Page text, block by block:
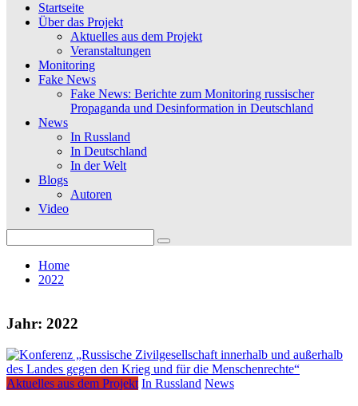
Startseite
Über das Projekt
Aktuelles aus dem Projekt
Veranstaltungen
Monitoring
Fake News
Fake News: Berichte zum Monitoring russischer
Propaganda und Desinformation in Deutschland
News
In Russland
In Deutschland
In der Welt
Blogs
Autoren
Video
for:
Home
2022
Jahr: 2022
Aktuelles aus dem Projekt In Russland News